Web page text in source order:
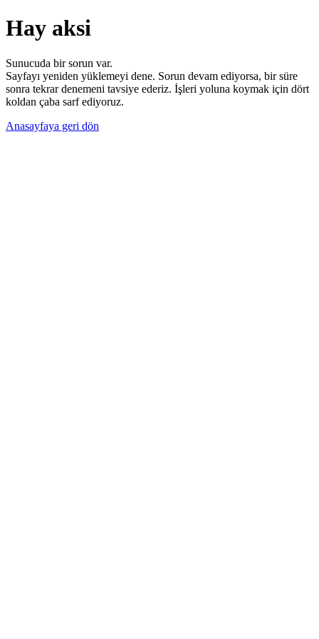
Hay aksi
Sunucuda bir sorun var.
Sayfayı yeniden yüklemeyi dene. Sorun devam ediyorsa, bir süre
sonra tekrar denemeni tavsiye ederiz. İşleri yoluna koymak için dört
koldan çaba sarf ediyoruz.
Anasayfaya geri dön